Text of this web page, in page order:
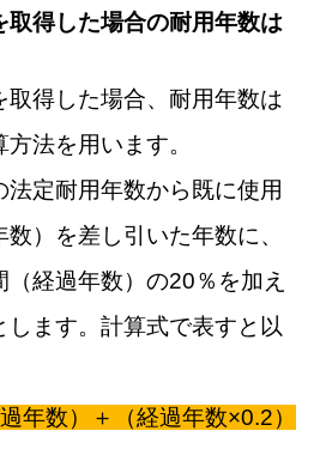
取得した場合の耐用年数は
取得した場合、耐用年数は
法を用います。
法定耐用年数から既に使用
）を差し引いた年数に、
経過年数）の20％を加え
します。計算式で表すと以
年数）＋（経過年数×0.2）